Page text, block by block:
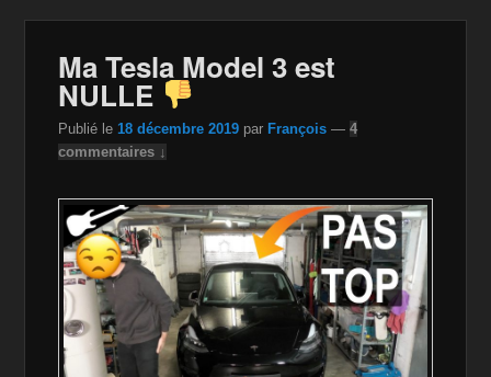
o
k
W
is
h
st
k
Ma Tesla Model 3 est
NULLE
Publié le18 décembre 2019 par François —4
commentaires ↓